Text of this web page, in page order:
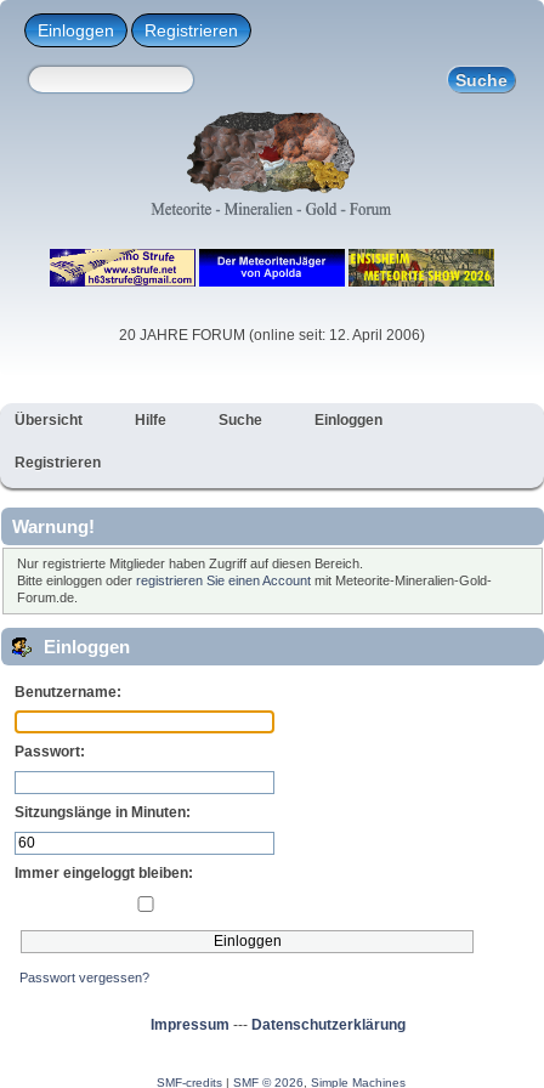
Einloggen Registrieren
20 JAHRE FORUM (online seit: 12. April 2006)
Übersicht Hilfe Suche Einloggen
Registrieren
Warnung!
Nur registrierte Mitglieder haben Zugriff auf diesen Bereich.
Bitte einloggen oderregistrieren Sie einen Account mit Meteorite-Mineralien-Gold-
Forum.de.
Einloggen
Benutzername:
Passwort:
Sitzungslänge in Minuten:
Immer eingeloggt bleiben:
Passwort vergessen?
Impressum --- Datenschutzerklärung
SMF-credits SMF © 2026, Simple Machines